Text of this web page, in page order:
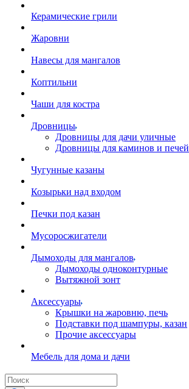
Керамические грили
Жаровни
Навесы для мангалов
Коптильни
Чаши для костра
Дровницы
Дровницы для дачи уличные
Дровницы для каминов и печей
Чугунные казаны
Козырьки над входом
Печки под казан
Мусоросжигатели
Дымоходы для мангалов
Дымоходы одноконтурные
Вытяжной зонт
Аксессуары
Крышки на жаровню, печь
Подставки под шампуры, казан
Прочие аксессуары
Мебель для дома и дачи